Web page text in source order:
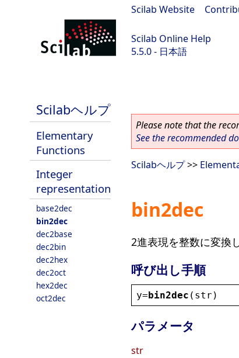
Scilab Website
Scilab Online Help
5.5.0 - 日本語
Scilabヘルプ
Elementary
Functions
Integer
representation
base2dec
bin2dec
dec2base
dec2bin
dec2hex
dec2oct
hex2dec
oct2dec
Please note that the
See the recommended
Scilabヘルプ>>
bin2dec
2進表現を整数に変換
呼び出し手順
y=bin2dec ( str )
パラメータ
str